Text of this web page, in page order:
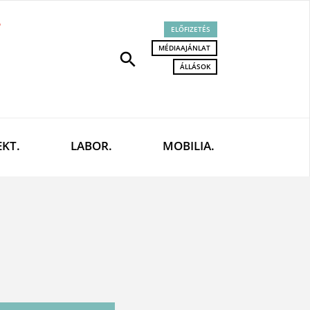
search
ELŐFIZETÉS
MÉDIAAJÁNLAT
ÁLLÁSOK
LABOR. MOBILIA.